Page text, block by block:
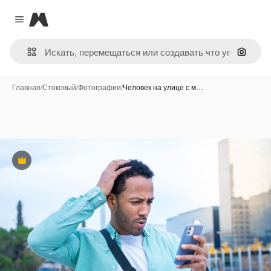
Close menu
Magnific
Поиск
Главная/Стоковый/Фотографии/Человек на улице с м…
Премиум